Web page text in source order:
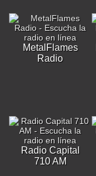
MetalFlames
Radio
Radio Capital
710 AM